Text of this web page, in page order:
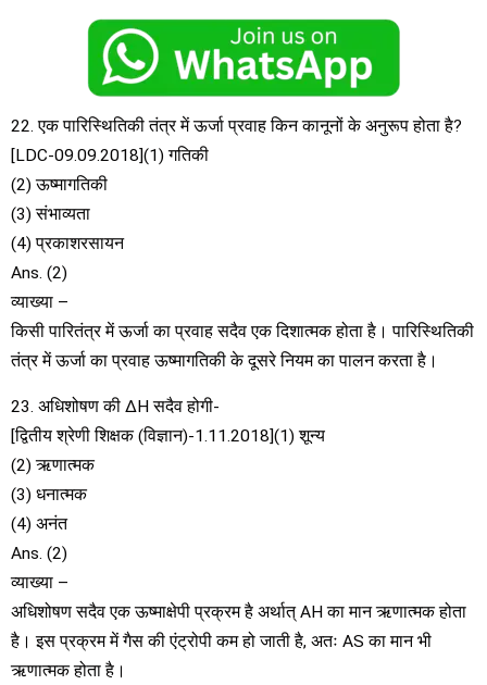
22. एक पारिस्थितिकी तंत्र में ऊर्जा प्रवाह किन कानूनों के अनुरूप होता है?
[LDC-09.09.2018](1) गतिकी
(2) ऊष्मागतिकी
(3) संभाव्यता
(4) प्रकाशरसायन
Ans. (2)
व्याख्या –
किसी पारितंत्र में ऊर्जा का प्रवाह सदैव एक दिशात्मक होता है। पारिस्थितिकी
तंत्र में ऊर्जा का प्रवाह ऊष्मागतिकी के दूसरे नियम का पालन करता है।
23. अधिशोषण की ∆H सदैव होगी-
[द्वितीय श्रेणी शिक्षक (विज्ञान)-1.11.2018](1) शून्य
(2) ऋणात्मक
(3) धनात्मक
(4) अनंत
Ans. (2)
व्याख्या –
अधिशोषण सदैव एक ऊष्माक्षेपी प्रक्रम है अर्थात् AH का मान ऋणात्मक होता
है। इस प्रक्रम में गैस की एंट्रोपी कम हो जाती है, अतः AS का मान भी
ऋणात्मक होता है।